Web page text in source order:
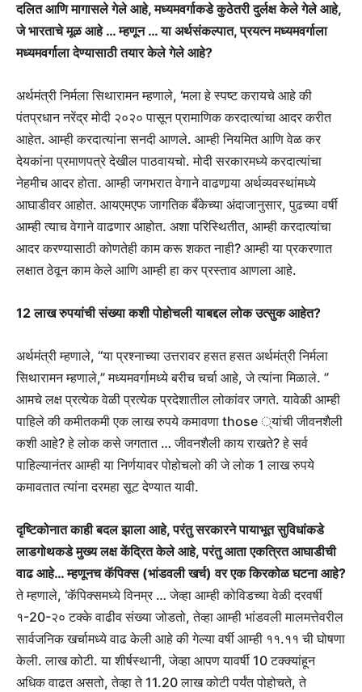
दलित आणि मागासले गेले आहे, मध्यमवर्गाकडे कुठेतरी दुर्लक्ष केले गेले आहे,
जे भारताचे मूळ आहे … म्हणून … या अर्थसंकल्पात, प्रयत्न मध्यमवर्गाला
मध्यमवर्गाला देण्यासाठी तयार केले गेले आहे?
अर्थमंत्री निर्मला सिथारामन म्हणाले, ‘मला हे स्पष्ट करायचे आहे की
पंतप्रधान नरेंद्र मोदी २०२० पासून प्रामाणिक करदात्यांचा आदर करीत
आहेत. आम्ही करदात्यांना सनदी आणले. आम्ही नियमित आणि वेळ कर
देयकांना प्रमाणपत्रे देखील पाठवायचो. मोदी सरकारमध्ये करदात्यांचा
नेहमीच आदर होता. आम्ही जगभरात वेगाने वाढणार्‍या अर्थव्यवस्थांमध्ये
आघाडीवर आहोत. आयएमएफ जागतिक बँकेच्या अंदाजानुसार, पुढच्या वर्षी
आम्ही त्याच वेगाने वाढणार आहोत. अशा परिस्थितीत, आम्ही करदात्यांचा
आदर करण्यासाठी कोणतेही काम करू शकत नाही? आम्ही या प्रकरणात
लक्षात ठेवून काम केले आणि आम्ही हा कर प्रस्ताव आणला आहे.
12 लाख रुपयांची संख्या कशी पोहोचली याबद्दल लोक उत्सुक आहेत?
अर्थमंत्री म्हणाले, “या प्रश्नाच्या उत्तरावर हसत हसत अर्थमंत्री निर्मला
सिथारामन म्हणाले,” मध्यमवर्गामध्ये बरीच चर्चा आहे, जे त्यांना मिळाले. ”
आमचे लक्ष प्रत्येक वेळी प्रत्येक प्रदेशातील लोकांवर जगते. यावेळी आम्ही
पाहिले की कमीतकमी एक लाख रुपये कमावणा those ्यांची जीवनशैली
कशी आहे? हे लोक कसे जगतात … जीवनशैली काय राखते? हे सर्व
पाहिल्यानंतर आम्ही या निर्णयावर पोहोचलो की जे लोक 1 लाख रुपये
कमावतात त्यांना दरमहा सूट देण्यात यावी.
दृष्टिकोनात काही बदल झाला आहे, परंतु सरकारने पायाभूत सुविधांकडे
लाडगोथकडे मुख्य लक्ष केंद्रित केले आहे, परंतु आता एकत्रित आघाडीची
वाढ आहे… म्हणूनच कॅपिक्स (भांडवली खर्च) वर एक किरकोळ घटना आहे?
ते म्हणाले, ‘कॅपिक्समध्ये विनम्र … जेव्हा आम्ही कोविडच्या वेळी दरवर्षी
१-20-२० टक्के वाढीव संख्या जोडतो, तेव्हा आम्ही भांडवली मालमत्तेवरील
सार्वजनिक खर्चामध्ये वाढ केली आहे की गेल्या वर्षी आम्ही ११.११ ची घोषणा
केली. लाख कोटी. या शीर्षस्थानी, जेव्हा आपण यावर्षी 10 टक्क्यांहून
अधिक वाढत असतो, तेव्हा ते 11.20 लाख कोटी पर्यंत पोहोचते, ते